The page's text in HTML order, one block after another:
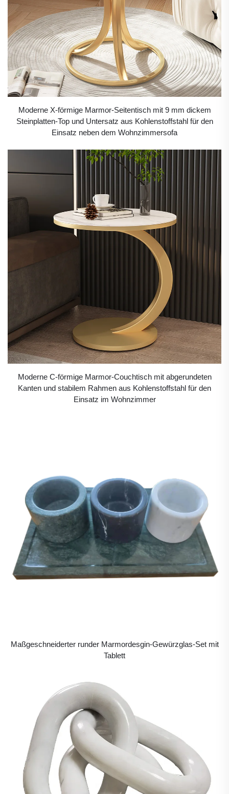
Moderne X-förmige Marmor-Seitentisch mit 9 mm dickem
Steinplatten-Top und Untersatz aus Kohlenstoffstahl für den
Einsatz neben dem Wohnzimmersofa
Moderne C-förmige Marmor-Couchtisch mit abgerundeten
Kanten und stabilem Rahmen aus Kohlenstoffstahl für den
Einsatz im Wohnzimmer
Maßgeschneiderter runder Marmordesgin-Gewürzglas-Set mit
Tablett